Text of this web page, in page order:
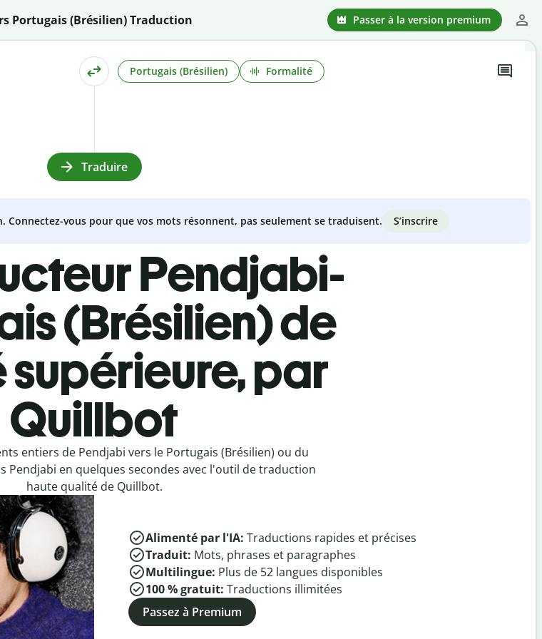
Portugais (Brésilien) Traduction Passer à la version premium
Portugais (Brésilien) Formalité
Traduire
Connectez-vous pour que vos mots résonnent, pas seulement se traduisent. S’inscrire
Pendjabi-
(Brésilien) de
par
Quillbot
entiers de Pendjabi vers le Portugais (Brésilien) ou du
Pendjabi en quelques secondes avec l'outil de traduction
haute qualité de Quillbot.
Alimenté par l'IA: Traductions rapides et précises
Traduit: Mots, phrases et paragraphes
Multilingue: Plus de 52 langues disponibles
100 % gratuit: Traductions illimitées
Passez à Premium